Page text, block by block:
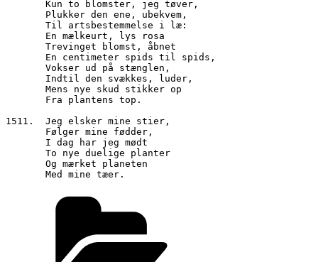
       Kun to blomster, jeg tøver,
       Plukker den ene, ubekvem,
       Til artsbestemmelse i læ:
       En mælkeurt, lys rosa
       Trevinget blomst, åbnet
       En centimeter spids til spids,
       Vokser ud på stænglen,
       Indtil den svækkes, luder,
       Mens nye skud stikker op
       Fra plantens top.
1511.  Jeg elsker mine stier,
       Følger mine fødder,
       I dag har jeg mødt
       To nye duelige planter
       Og mærket planeten
       Med mine tæer.